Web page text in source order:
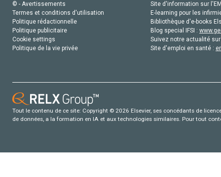
© - Avertissements
Termes et conditions d'utilisation
Politique rédactionnelle
Politique publicitaire
Cookie settings
Politique de la vie privée
Site d'information sur
E-learning pour les
Bibliothèque d'e-books
Blog special IFSI :
Suivez notre actualité
Site d'emploi en santé :
Tout le contenu de ce site: Copyright © 2026 Elsevier, ses concédants de
de données, a la formation en IA et aux technologies similaires. Pour tout